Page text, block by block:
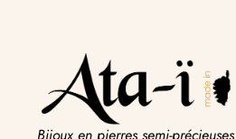
Bijoux en pierres semi-précieuses